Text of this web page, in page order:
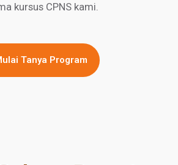
kursus CPNS kami.
Tanya Program